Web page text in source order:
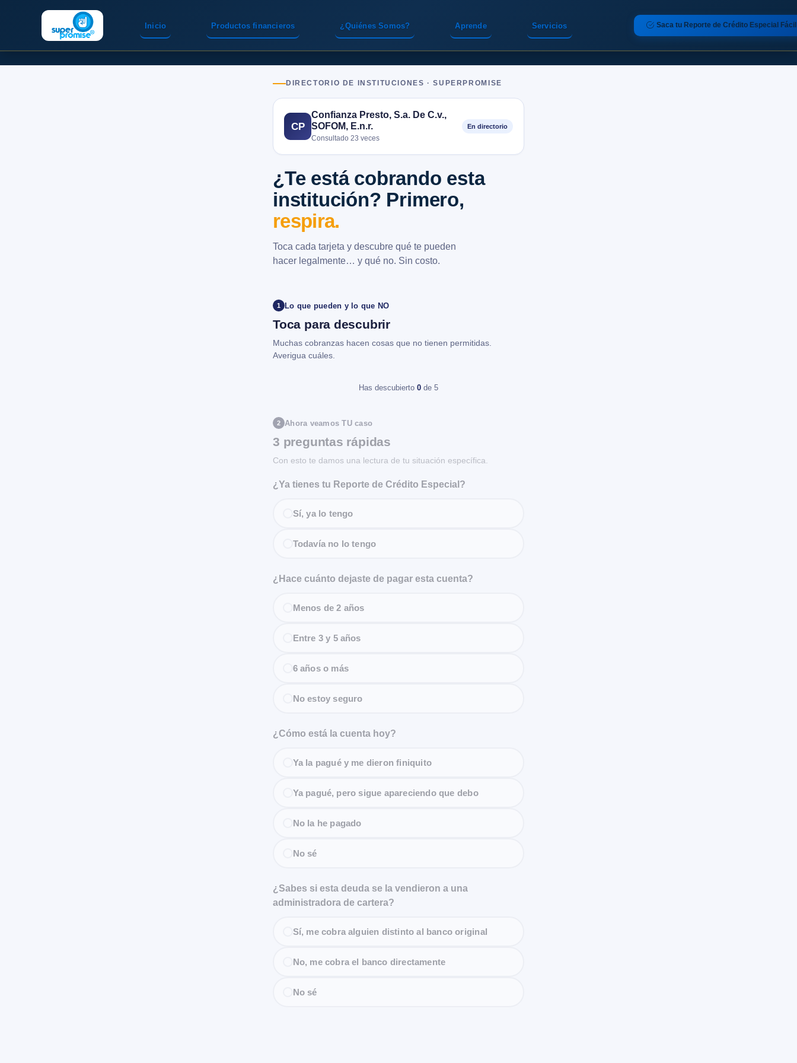
Inicio Servicios
Productos financieros ¿Quiénes Somos? Aprende Saca tu Reporte de Crédito Especial Fácil
DIRECTORIO DE INSTITUCIONES · SUPERPROMISE
CP
Confianza Presto, S.a. De C.v.,
SOFOM, E.n.r.
Consultado 23 veces
En directorio
¿Te está cobrando esta
institución? Primero,
respira.
Toca cada tarjeta y descubre qué te pueden
hacer legalmente… y qué no. Sin costo.
1 Lo que pueden y lo que NO
Toca para descubrir
Muchas cobranzas hacen cosas que no tienen permitidas.
Averigua cuáles.
Has descubierto 0 de 5
2 Ahora veamos TU caso
3 preguntas rápidas
Con esto te damos una lectura de tu situación específica.
¿Ya tienes tu Reporte de Crédito Especial?
Sí, ya lo tengo
Todavía no lo tengo
¿Hace cuánto dejaste de pagar esta cuenta?
Menos de 2 años
Entre 3 y 5 años
6 años o más
No estoy seguro
¿Cómo está la cuenta hoy?
Ya la pagué y me dieron finiquito
Ya pagué, pero sigue apareciendo que debo
No la he pagado
No sé
¿Sabes si esta deuda se la vendieron a una
administradora de cartera?
Sí, me cobra alguien distinto al banco original
No, me cobra el banco directamente
No sé